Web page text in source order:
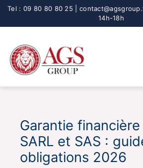
Aller
Garantie financière
SARL et SAS :
obligations 2026